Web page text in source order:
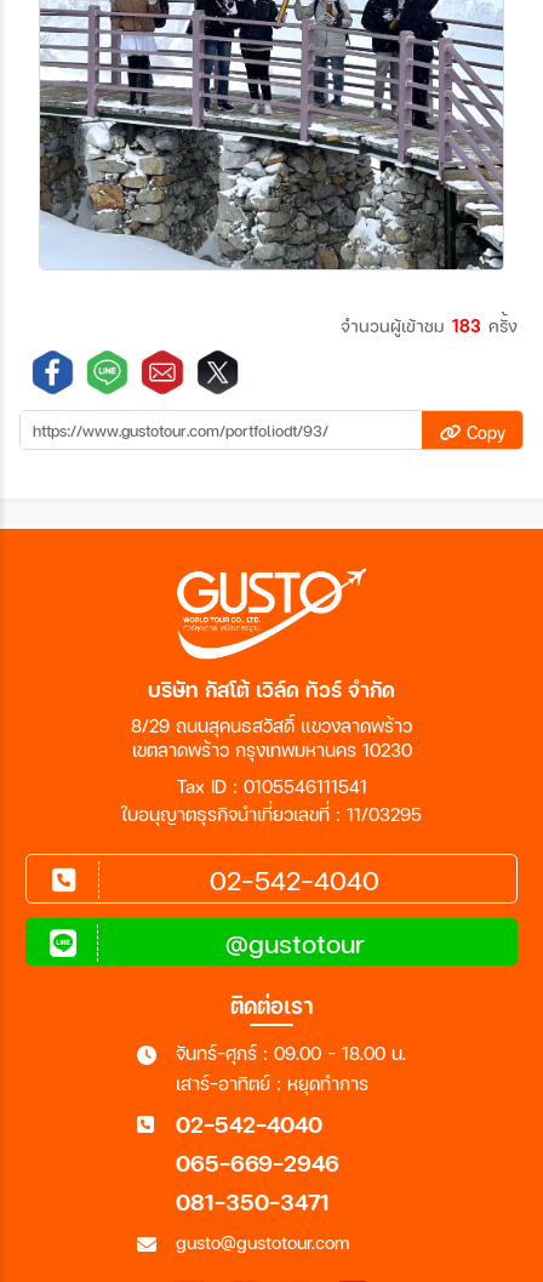
จำนวนผู้เข้าชม 183 ครั้ง
Copy
บริษัท กัสโต้ เวิล์ด ทัวร์ จำกัด
8/29 ถนนสุคนธสวัสดิ์ แขวงลาดพร้าว
เขตลาดพร้าว กรุงเทพมหานคร 10230
Tax ID : 0105546111541
ใบอนุญาตธุรกิจนำเที่ยวเลขที่ : 11/03295
02-542-4040
@gustotour
ติดต่อเรา
จันทร์-ศุกร์ : 09.00 - 18.00 น.
เสาร์-อาทิตย์ : หยุดทำการ
02-542-4040
065-669-2946
081-350-3471
gusto@gustotour.com